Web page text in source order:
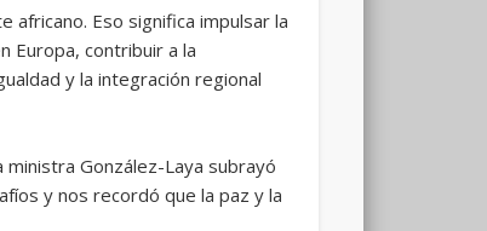
Eso significa impulsar la
Europa, contribuir a la
y la integración regional
González-Laya subrayó
y nos recordó que la paz y la